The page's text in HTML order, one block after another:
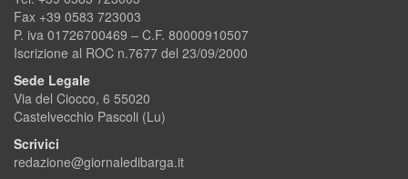
Fax +39 0583 723003
P. iva 01726700469 – C.F. 80000910507
Iscrizione al ROC n.7677 del 23/09/2000
Sede Legale
Via del Ciocco, 6 55020
Castelvecchio Pascoli (Lu)
Scrivici
redazione@giornaledibarga.it